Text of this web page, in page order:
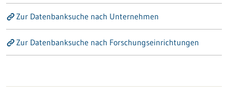
Zur Datenbanksuche nach Unternehmen
Zur Datenbanksuche nach Forschungseinrichtungen